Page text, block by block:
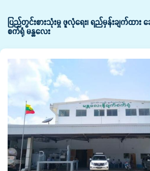
ပြည်တွင်းစားသုံးမှု ဖူလုံရေး၊ ရည်မှန်းချက်ထား
စက်ရုံ မန္တလေး